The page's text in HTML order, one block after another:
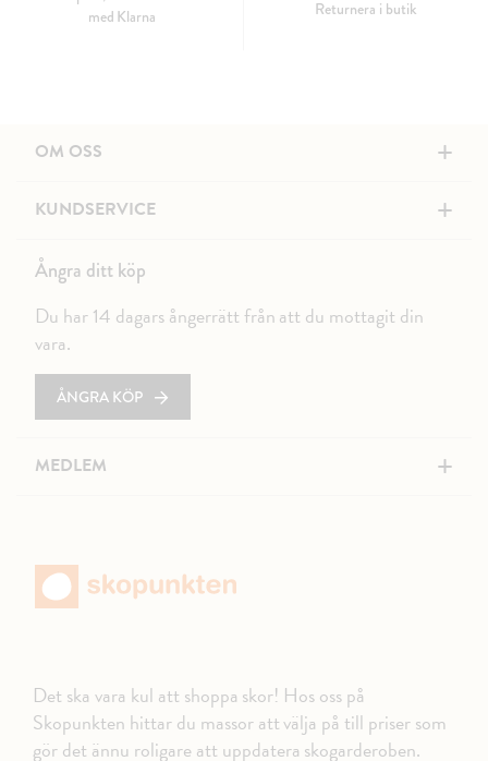
med Klarna
Returnera i butik
OM OSS +
KUNDSERVICE +
Ångra ditt köp
Du har 14 dagars ångerrätt från att du mottagit din
vara.
ÅNGRA KÖP
MEDLEM +
Det ska vara kul att shoppa skor! Hos oss på
Skopunkten hittar du massor att välja på till priser som
gör det ännu roligare att uppdatera skogarderoben.